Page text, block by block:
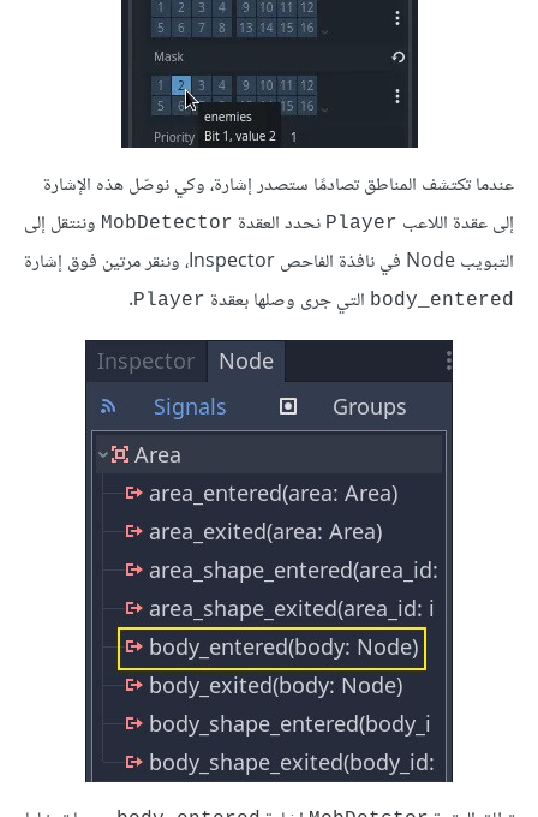
عندما تكتشف المناطق تصادمًا ستصدر إشارة، وكي نوصّل هذه الإشارة
إلى عقدة اللاعب Player نحدد العقدة MobDetector وننتقل إلى
التبويب Node في نافذة الفاحص Inspector، وننقر مرتين فوق إشارة
body_entered التي جرى وصلها بعقدة Player
.